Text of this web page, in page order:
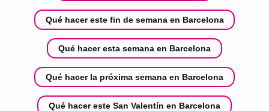
Qué hacer este fin de semana en Barcelona
Qué hacer esta semana en Barcelona
Qué hacer la próxima semana en Barcelona
Qué hacer este San Valentín en Barcelona